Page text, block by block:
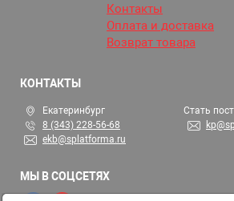
Контакты
Оплата и доставка
Возврат товара
КОНТАКТЫ
Екатеринбург
8 (343) 228-56-68
ekb@splatforma.ru
Стать
МЫ В СОЦСЕТЯХ